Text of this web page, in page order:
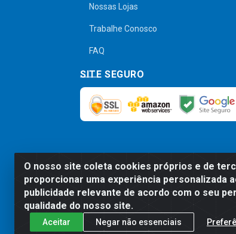
O nosso site coleta cookies próprios e de
proporcionar uma experiência personalizada
publicidade relevante de acordo com o seu
qualidade do nosso site.
Aceitar Negar não essenciais
Nossas Lojas
Trabalhe Conosco
FAQ
SITE SEGURO
Preços, promoções, condições
será válido o preço que for
Comercial de